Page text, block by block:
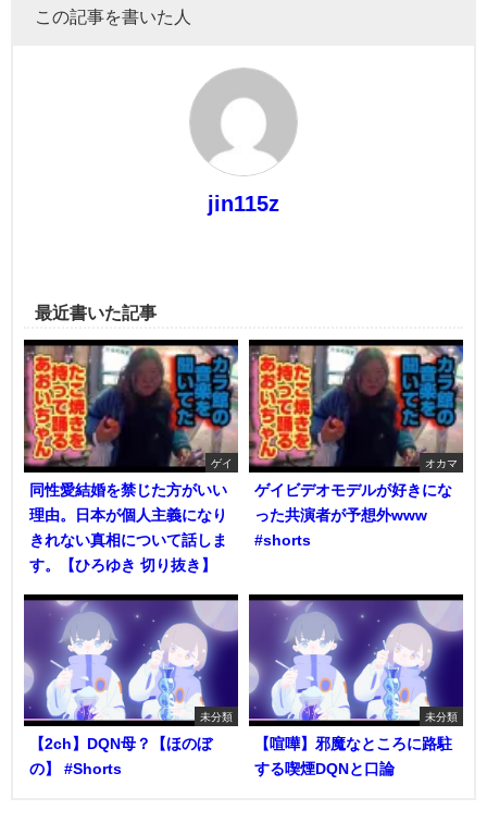
この記事を書いた人
jin115z
最近書いた記事
ゲイ
同性愛結婚を禁じた方がいい
理由。日本が個人主義になり
きれない真相について話しま
す。【ひろゆき 切り抜き】
オカマ
ゲイビデオモデルが好きにな
った共演者が予想外www
#shorts
未分類
【2ch】DQN母？【ほのぼ
の】 #Shorts
未分類
【喧嘩】邪魔なところに路駐
する喫煙DQNと口論